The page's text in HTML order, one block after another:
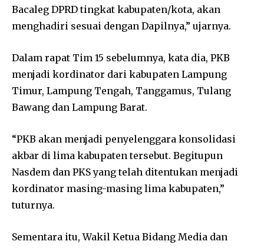
Bacaleg DPRD tingkat kabupaten/kota, akan
menghadiri sesuai dengan Dapilnya,” ujarnya.
Dalam rapat Tim 15 sebelumnya, kata dia, PKB
menjadi kordinator dari kabupaten Lampung
Timur, Lampung Tengah, Tanggamus, Tulang
Bawang dan Lampung Barat.
“PKB akan menjadi penyelenggara konsolidasi
akbar di lima kabupaten tersebut. Begitupun
Nasdem dan PKS yang telah ditentukan menjadi
kordinator masing-masing lima kabupaten,”
tuturnya.
Sementara itu, Wakil Ketua Bidang Media dan